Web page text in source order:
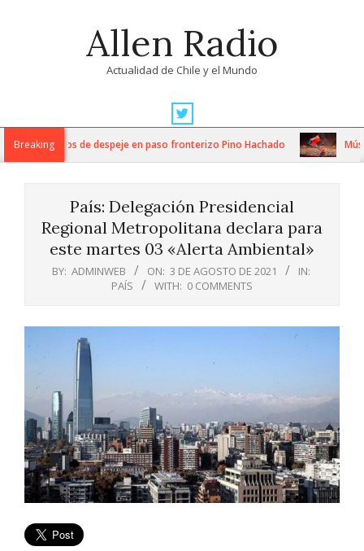
Allen Radio
Actualidad de Chile y el Mundo
Navigation
MenuBreaking
trabajos de despeje en paso fronterizo Pino Hachado
País: Delegación Presidencial
Regional Metropolitana declara para
este martes 03 «Alerta Ambiental»
BY: ADMINWEB ON: 3 DE AGOSTO DE 2021
IN:
PAÍS
WITH: 0 COMMENTS